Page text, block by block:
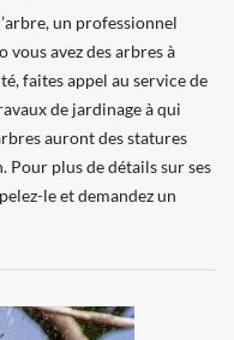
un professionnel
vous avez des arbres à
faites appel au service de
de jardinage à qui
auront des statures
plus de détails sur ses
le et demandez un